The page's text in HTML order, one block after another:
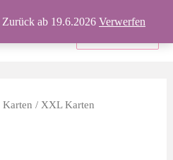
ab 19.6.2026 Verwerfen
Produkte
Karten / XXL Karten